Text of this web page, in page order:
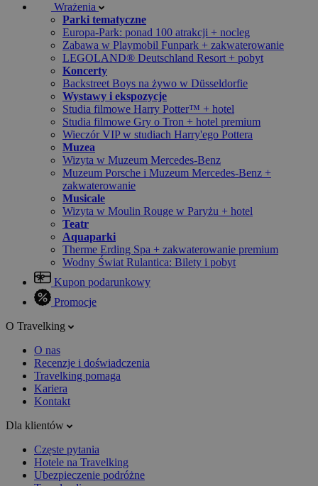
Wrażenia
Parki tematyczne
Europa-Park: ponad 100 atrakcji + nocleg
Zabawa w Playmobil Funpark + zakwaterowanie
LEGOLAND® Deutschland Resort + pobyt
Koncerty
Backstreet Boys na żywo w Düsseldorfie
Wystawy i ekspozycje
Studia filmowe Harry Potter™ + hotel
Studia filmowe Gry o Tron + hotel premium
Wieczór VIP w studiach Harry'ego Pottera
Muzea
Wizyta w Muzeum Mercedes-Benz
Muzeum Porsche i Muzeum Mercedes-Benz +
zakwaterowanie
Musicale
Wizyta w Moulin Rouge w Paryżu + hotel
Teatr
Aquaparki
Therme Erding Spa + zakwaterowanie premium
Wodny Świat Rulantica: Bilety i pobyt
Kupon podarunkowy
Promocje
O Travelking
O nas
Recenzje i doświadczenia
Travelking pomaga
Kariera
Kontakt
Dla klientów
Częste pytania
Hotele na Travelking
Ubezpieczenie podróżne